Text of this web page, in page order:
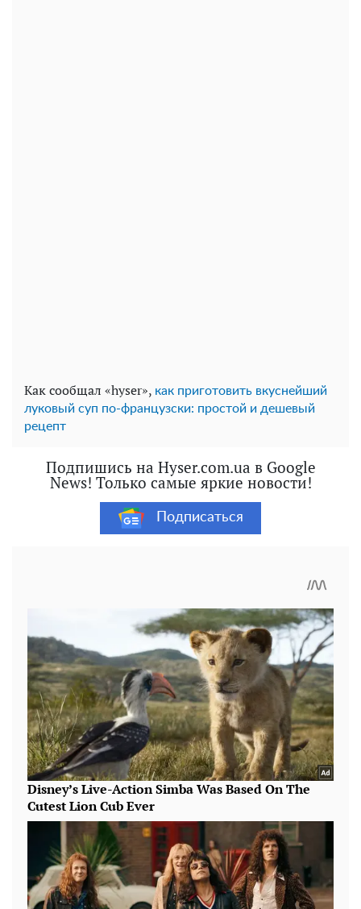
Как сообщал «hyser», как приготовить вкуснейший
луковый суп по-французски: простой и дешевый
рецепт
Подпишись на Hyser.com.ua в Google
News! Только самые яркие новости!
Подписаться